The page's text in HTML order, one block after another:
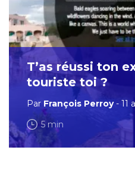
T’as réussi ton
touriste toi ?
Par François Perroy- 11
5 min